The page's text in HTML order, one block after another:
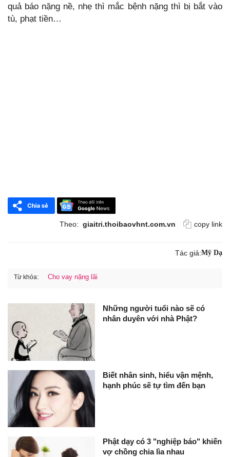
quả báo nặng nề, nhẹ thì mắc bệnh nặng thì bị bắt vào
tù, phạt tiền…
Theo: giaitri.thoibaovhnt.com.vn copy link
Tác giả:Mỹ Dạ
Từ khóa: Cho vay nặng lãi
Những người tuổi nào sẽ có
nhân duyên với nhà Phật?
Biết nhân sinh, hiểu vận mệnh,
hạnh phúc sẽ tự tìm đến bạn
Phật dạy có 3 "nghiệp báo" khiến
vợ chồng chia lìa nhau